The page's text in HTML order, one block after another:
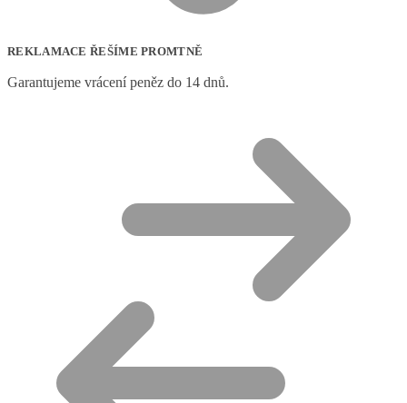
REKLAMACE ŘEŠÍME PROMTNĚ
Garantujeme vrácení peněz do 14 dnů.